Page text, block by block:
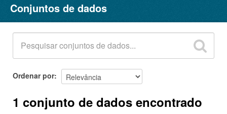
Conjuntos de dados
Organizações
Grupos
Sobre
Conjuntos de dados
Ordenar por
1 conjunto de dados encontrado